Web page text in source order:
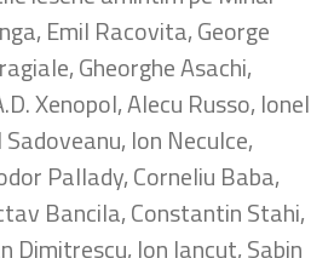
Emil Racovita, George
Gheorghe Asachi,
Xenopol, Alecu Russo, Ionel
Ion Neculce,
Pallady, Corneliu Baba,
Bancila, Constantin Stahi,
Dimitrescu, Ion Iancut, Sabin